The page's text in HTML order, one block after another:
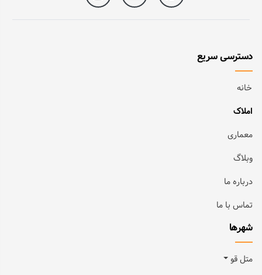
دسترسی سریع
خانه
املاک
معماری
وبلاگ
درباره ما
تماس با ما
شهرها
متل قو